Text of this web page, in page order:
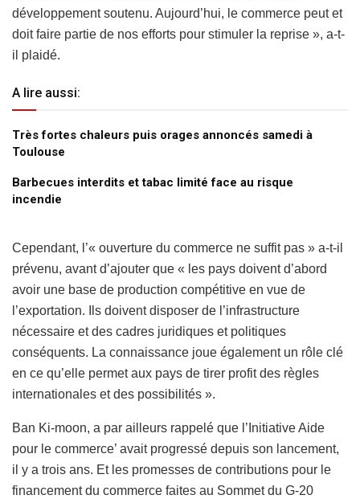
développement soutenu. Aujourd’hui, le commerce peut et
doit faire partie de nos efforts pour stimuler la reprise », a-t-
il plaidé.
A lire aussi:
Très fortes chaleurs puis orages annoncés samedi à
Toulouse
Barbecues interdits et tabac limité face au risque
incendie
Cependant, l’« ouverture du commerce ne suffit pas » a-t-il
prévenu, avant d’ajouter que « les pays doivent d’abord
avoir une base de production compétitive en vue de
l’exportation. Ils doivent disposer de l’infrastructure
nécessaire et des cadres juridiques et politiques
conséquents. La connaissance joue également un rôle clé
en ce qu’elle permet aux pays de tirer profit des règles
internationales et des possibilités ».
Ban Ki-moon, a par ailleurs rappelé que l’Initiative Aide
pour le commerce’ avait progressé depuis son lancement,
il y a trois ans. Et les promesses de contributions pour le
financement du commerce faites au Sommet du G-20